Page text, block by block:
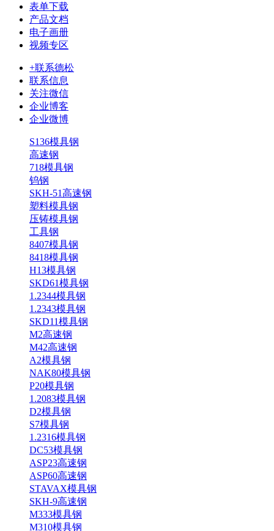
表单下载
产品文档
电子画册
视频专区
+联系德松
联系信息
关注微信
企业博客
企业微博
S136模具钢
高速钢
718模具钢
钨钢
SKH-51高速钢
塑料模具钢
压铸模具钢
工具钢
8407模具钢
8418模具钢
H13模具钢
SKD61模具钢
1.2344模具钢
1.2343模具钢
SKD11模具钢
M2高速钢
M42高速钢
A2模具钢
NAK80模具钢
P20模具钢
1.2083模具钢
D2模具钢
S7模具钢
1.2316模具钢
DC53模具钢
ASP23高速钢
ASP60高速钢
STAVAX模具钢
SKH-9高速钢
M333模具钢
M310模具钢